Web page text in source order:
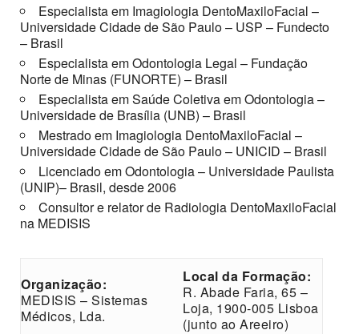
Especialista em Imagiologia DentoMaxiloFacial –
Universidade Cidade de São Paulo – USP – Fundecto
– Brasil
Especialista em Odontologia Legal – Fundação
Norte de Minas (FUNORTE) – Brasil
Especialista em Saúde Coletiva em Odontologia –
Universidade de Brasília (UNB) – Brasil
Mestrado em Imagiologia DentoMaxiloFacial –
Universidade Cidade de São Paulo – UNICID – Brasil
Licenciado em Odontologia – Universidade Paulista
(UNIP)– Brasil, desde 2006
Consultor e relator de Radiologia DentoMaxiloFacial
na MEDISIS
Organização:
MEDISIS – Sistemas
Médicos, Lda.
Local da Formação:
R. Abade Faria, 65 –
Loja, 1900-005 Lisboa
(junto ao Areeiro)